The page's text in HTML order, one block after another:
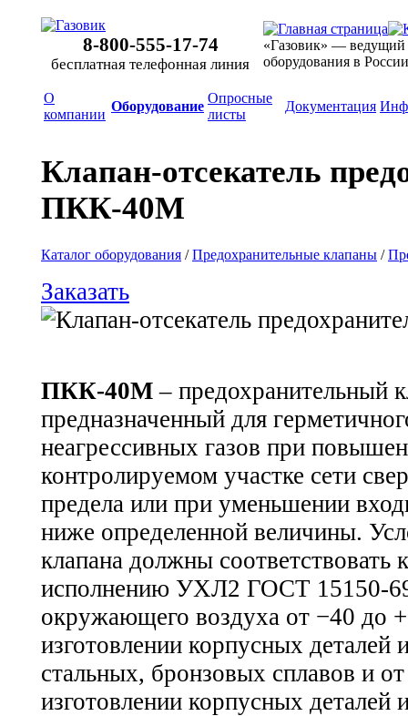
8-800-555-17-74
бесплатная телефонная линия
«Газовик» — ведущий
оборудования в России
О
компании
Оборудование
Опросные
листы
Документация
Клапан-отсекатель
ПКК-40М
Каталог оборудования /Предохранительные клапаны /
Заказать
ПКК-40М – предохранительный
предназначенный для
неагрессивных газов при
контролируемом участке сети
предела или при уменьшении
ниже определенной величины.
клапана должны соответствовать
исполнению УХЛ2 ГОСТ 15150-
окружающего воздуха от −40 до
изготовлении корпусных
стальных, бронзовых сплавов и
изготовлении корпусных деталей